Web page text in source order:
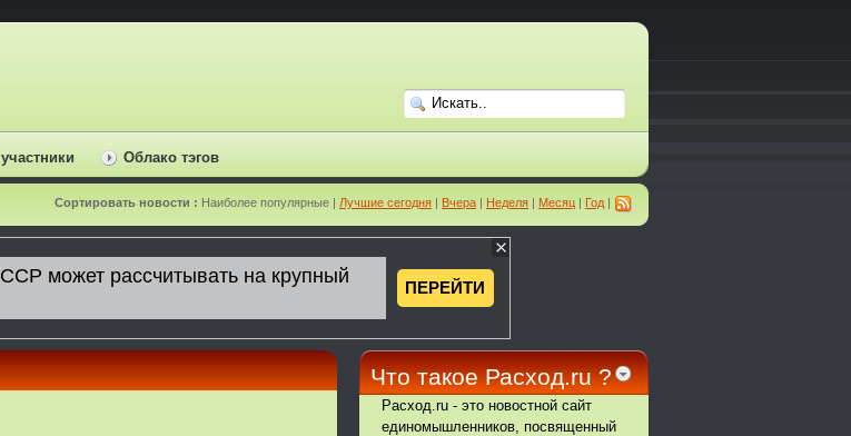
Облако тэгов
Сортировать новости : Наиболее популярные | Лучшие сегодня | Вчера | Неделя | Месяц | Год |
Что такое Расход.ru ?
Расход.ru - это новостной сайт
единомышленников, посвященный